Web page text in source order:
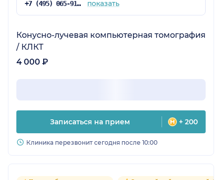
+7 (495) 065-91-12 показать
Конусно-лучевая компьютерная томография
/ КЛКТ
4 000 ₽
Записаться на прием + 200
Клиника перезвонит сегодня после 10:00